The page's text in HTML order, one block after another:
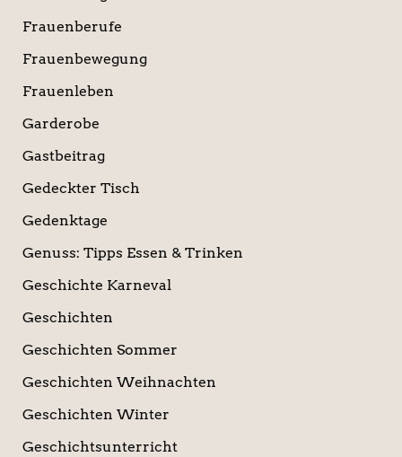
Frauenberufe
Frauenbewegung
Frauenleben
Garderobe
Gastbeitrag
Gedeckter Tisch
Gedenktage
Genuss: Tipps Essen & Trinken
Geschichte Karneval
Geschichten
Geschichten Sommer
Geschichten Weihnachten
Geschichten Winter
Geschichtsunterricht